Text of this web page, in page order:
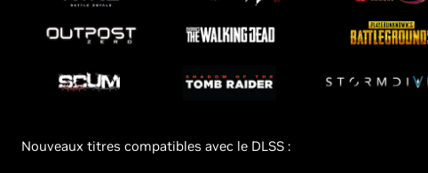
Nouveauxtitrescompatiblesavec le DLSS :